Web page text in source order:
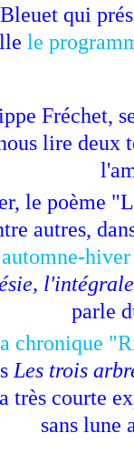
qui
le
Fréchet,
lire deux
le poème
autres,
l'intégrale
parle
chronique
Les trois
très courte
sans lune